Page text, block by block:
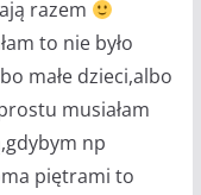
razem
to nie było
małe dzieci,albo
musiałam
np
piętrami to